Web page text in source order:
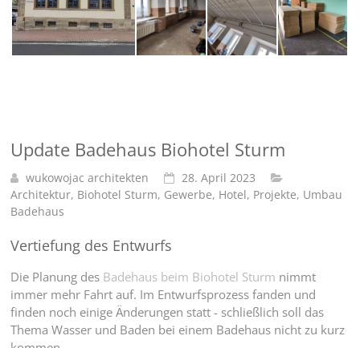
Update Badehaus Biohotel Sturm
wukowojac architekten
28. April 2023
Architektur, Biohotel Sturm, Gewerbe, Hotel, Projekte, Umbau
Badehaus
Vertiefung des Entwurfs
Die Planung des Badehaus beim Biohotel Sturm nimmt
immer mehr Fahrt auf. Im Entwurfsprozess fanden und
finden noch einige Änderungen statt - schließlich soll das
Thema Wasser und Baden bei einem Badehaus nicht zu kurz